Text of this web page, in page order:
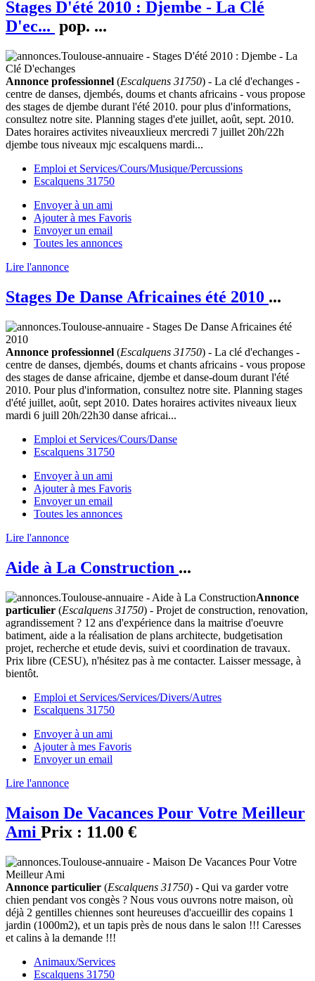
Stages D'été 2010 : Djembe - La Clé
D'ec... pop. ...
Annonce professionnel (Escalquens 31750) - La clé d'echanges -
centre de danses, djembés, doums et chants africains - vous propose
des stages de djembe durant l'été 2010. pour plus d'informations,
consultez notre site. Planning stages d'ete juillet, août, sept. 2010.
Dates horaires activites niveauxlieux mercredi 7 juillet 20h/22h
djembe tous niveaux mjc escalquens mardi...
Emploi et Services/Cours/Musique/Percussions
Escalquens 31750
Envoyer à un ami
Ajouter à mes Favoris
Envoyer un email
Toutes les annonces
Lire l'annonce
Stages De Danse Africaines été 2010 ...
Annonce professionnel (Escalquens 31750) - La clé d'echanges -
centre de danses, djembés, doums et chants africains - vous propose
des stages de danse africaine, djembe et danse-doum durant l'été
2010. Pour plus d'information, consultez notre site. Planning stages
d'été juillet, août, sept 2010. Dates horaires activites niveaux lieux
mardi 6 juill 20h/22h30 danse africai...
Emploi et Services/Cours/Danse
Escalquens 31750
Envoyer à un ami
Ajouter à mes Favoris
Envoyer un email
Toutes les annonces
Lire l'annonce
Aide à La Construction ...
Annonce
particulier (Escalquens 31750) - Projet de construction, renovation,
agrandissement ? 12 ans d'expérience dans la maitrise d'oeuvre
batiment, aide a la réalisation de plans architecte, budgetisation
projet, recherche et etude devis, suivi et coordination de travaux.
Prix libre (CESU), n'hésitez pas à me contacter. Laisser message, à
bientôt.
Emploi et Services/Services/Divers/Autres
Escalquens 31750
Envoyer à un ami
Ajouter à mes Favoris
Envoyer un email
Lire l'annonce
Maison De Vacances Pour Votre Meilleur
Ami Prix : 11.00 €
Annonce particulier (Escalquens 31750) - Qui va garder votre
chien pendant vos congès ? Nous vous ouvrons notre maison, où
déjà 2 gentilles chiennes sont heureuses d'accueillir des copains 1
jardin (1000m2), et un tapis près de nous dans le salon !!! Caresses
et calins à la demande !!!
Animaux/Services
Escalquens 31750